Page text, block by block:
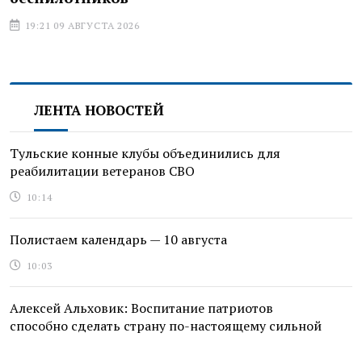
19:21 09 АВГУСТА 2026
ЛЕНТА НОВОСТЕЙ
Тульские конные клубы объединились для
реабилитации ветеранов СВО
10:14
Полистаем календарь — 10 августа
10:03
Алексей Альховик: Воспитание патриотов
способно сделать страну по-настоящему сильной